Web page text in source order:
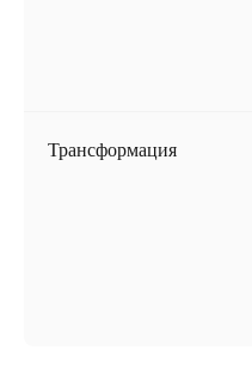
Трансформация